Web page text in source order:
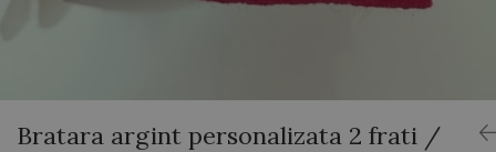
Bratara argint personalizata 2 frati /